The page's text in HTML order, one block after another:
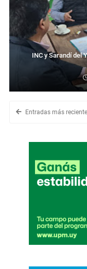
INC y Sarandí del
Entradas más